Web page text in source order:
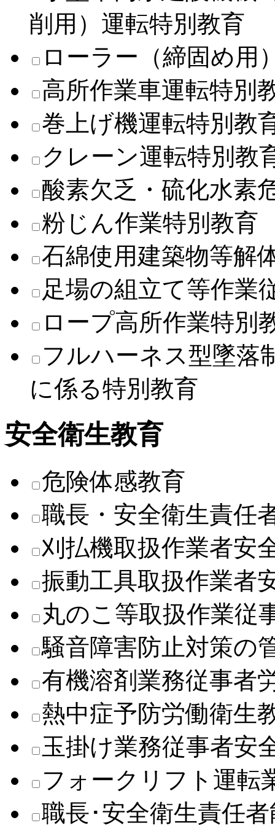
削用）運転特別教育
ローラー（締固め用
高所作業車運転特別
巻上げ機運転特別教
クレーン運転特別教
酸素欠乏・硫化水素
粉じん作業特別教育
石綿使用建築物等解
足場の組立て等作業
ロープ高所作業特別
フルハーネス型墜落
に係る特別教育
安全衛生教育
危険体感教育
職長・安全衛生責任
刈払機取扱作業者安
振動工具取扱作業者
丸のこ等取扱作業従
騒音障害防止対策の
有機溶剤業務従事者
熱中症予防労働衛生
玉掛け業務従事者安
フォークリフト運転
職長･安全衛生責任